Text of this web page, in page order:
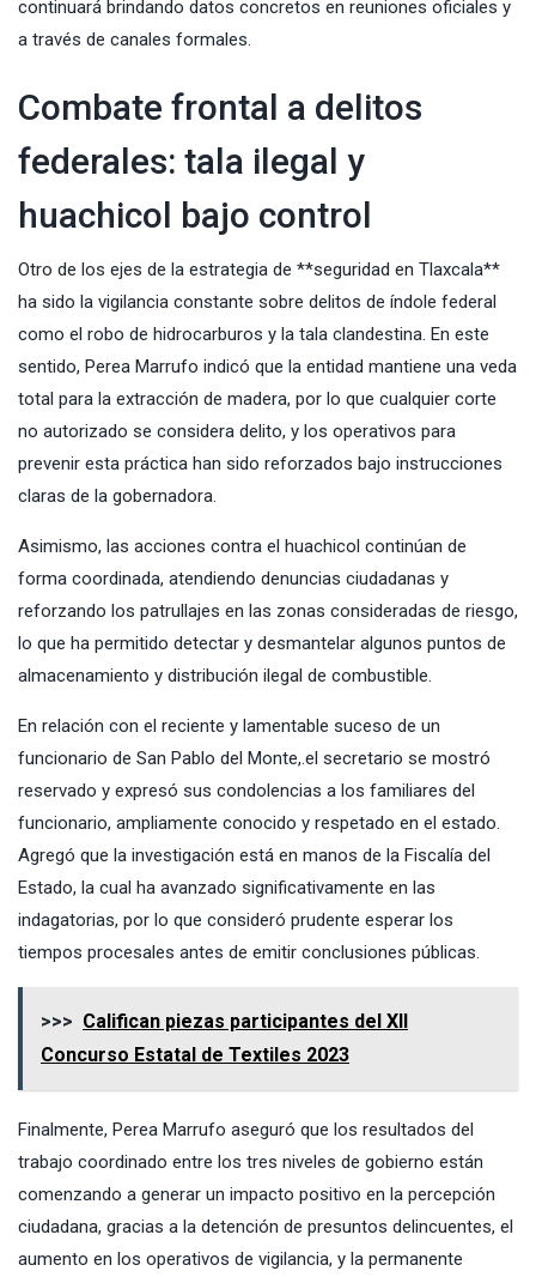
continuará brindando datos concretos en reuniones oficiales y
a través de canales formales.
Combate frontal a delitos
federales: tala ilegal y
huachicol bajo control
Otro de los ejes de la estrategia de **seguridad en Tlaxcala**
ha sido la vigilancia constante sobre delitos de índole federal
como el robo de hidrocarburos y la tala clandestina. En este
sentido, Perea Marrufo indicó que la entidad mantiene una veda
total para la extracción de madera, por lo que cualquier corte
no autorizado se considera delito, y los operativos para
prevenir esta práctica han sido reforzados bajo instrucciones
claras de la gobernadora.
Asimismo, las acciones contra el huachicol continúan de
forma coordinada, atendiendo denuncias ciudadanas y
reforzando los patrullajes en las zonas consideradas de riesgo,
lo que ha permitido detectar y desmantelar algunos puntos de
almacenamiento y distribución ilegal de combustible.
En relación con el reciente y lamentable suceso de un
funcionario de San Pablo del Monte,.el secretario se mostró
reservado y expresó sus condolencias a los familiares del
funcionario, ampliamente conocido y respetado en el estado.
Agregó que la investigación está en manos de la Fiscalía del
Estado, la cual ha avanzado significativamente en las
indagatorias, por lo que consideró prudente esperar los
tiempos procesales antes de emitir conclusiones públicas.
>>> Califican piezas participantes del XII
Concurso Estatal de Textiles 2023
Finalmente, Perea Marrufo aseguró que los resultados del
trabajo coordinado entre los tres niveles de gobierno están
comenzando a generar un impacto positivo en la percepción
ciudadana, gracias a la detención de presuntos delincuentes, el
aumento en los operativos de vigilancia, y la permanente